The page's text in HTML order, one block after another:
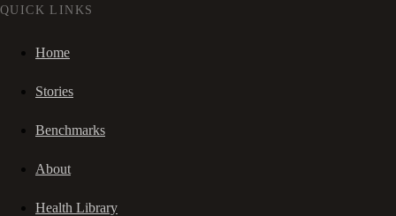
QUICK LINKS
Home
Stories
Benchmarks
About
Health Library